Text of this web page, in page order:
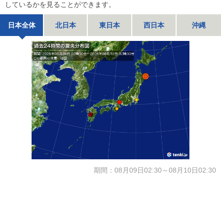
しているかを見ることができます。
日本全体 北日本 東日本 西日本 沖縄
期間：08月09日02:30～08月10日02:30